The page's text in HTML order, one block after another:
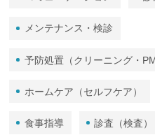
メンテナンス・検診
予防処置（クリーニング・
ホームケア（セルフケア）
食事指導 診査（検査